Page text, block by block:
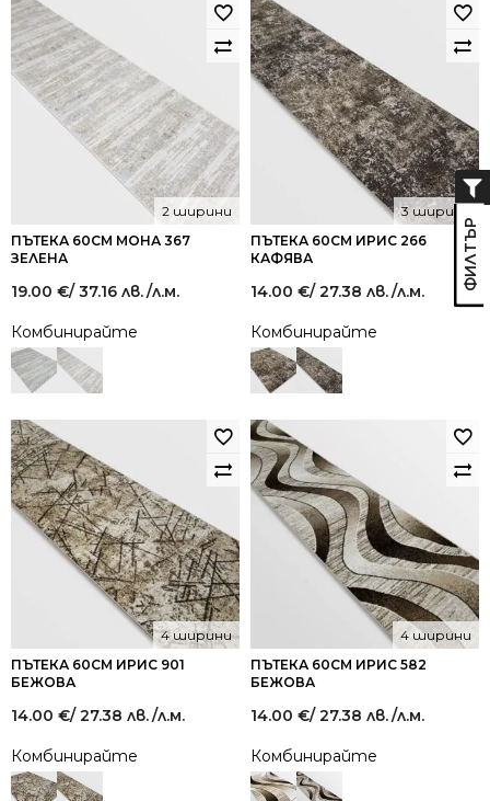
ПЪТЕКА 60СМ МОНА 367
ЗЕЛЕНА
2 ширини
19.00 €/ 37.16 лв./л.м.
Комбинирайте
ПЪТЕКА 60СМ ИРИС 266
КАФЯВА
3 ширини
14.00 €/ 27.38 лв./л.м.
Комбинирайте
ПЪТЕКА 60СМ ИРИС 901
БЕЖОВА
4 ширини
14.00 €/ 27.38 лв./л.м.
Комбинирайте
ПЪТЕКА 60СМ ИРИС 582
БЕЖОВА
4 ширини
14.00 €/ 27.38 лв./л.м.
Комбинирайте